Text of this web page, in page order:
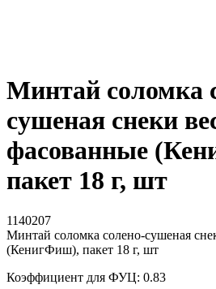
Минтай соломка
сушеная снеки
фасованные
пакет 18 г, шт
1140207
Минтай соломка солено-сушеная
(КенигФиш), пакет 18 г, шт
Коэффициент для ФУЦ: 0.83